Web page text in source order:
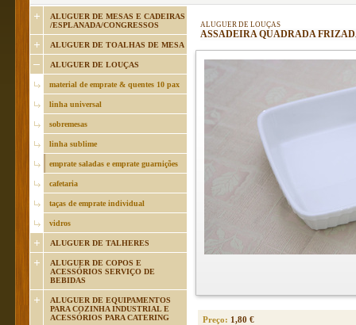
ALUGUER DE MESAS E CADEIRAS
/ESPLANADA/CONGRESSOS
ALUGUER DE TOALHAS DE MESA
ALUGUER DE LOUÇAS
material de emprate & quentes 10 pax
linha universal
sobremesas
linha sublime
emprate saladas e emprate guarnições
cafetaria
taças de emprate individual
vidros
ALUGUER DE TALHERES
ALUGUER DE COPOS E
ACESSÓRIOS SERVIÇO DE
BEBIDAS
ALUGUER DE EQUIPAMENTOS
PARA COZINHA INDUSTRIAL E
ACESSÓRIOS PARA CATERING
ALUGUER DE LOUÇAS
ASSADEIRA QUADRADA
Preço: 1,80 €